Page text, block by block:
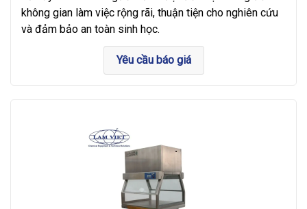
không gian làm việc rộng rãi, thuận tiện cho nghiên cứu
và đảm bảo an toàn sinh học.
Yêu cầu báo giá